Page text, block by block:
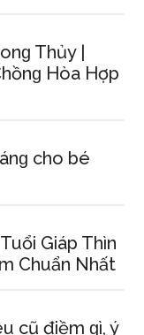
Thủy |
Hòa Hợp
cho bé
Giáp Thìn
Chuẩn Nhất
cũ điềm ɡì, ý